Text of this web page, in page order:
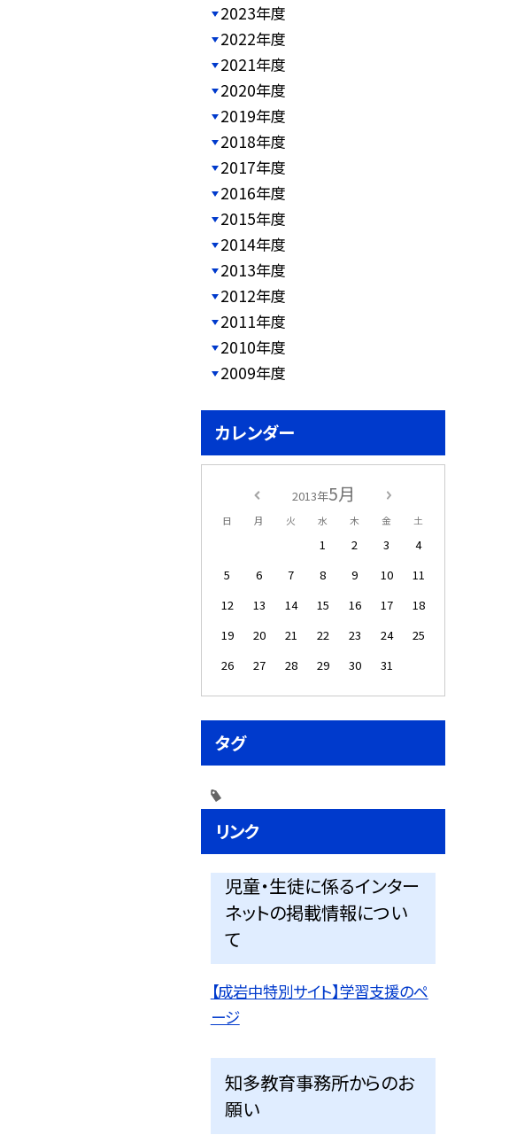
2023年度
2022年度
2021年度
2020年度
2019年度
2018年度
2017年度
2016年度
2015年度
2014年度
2013年度
2012年度
2011年度
2010年度
2009年度
カレンダー
2013年5月
日 月 火 水 木 金 土
1 2 3
4
5
6 7 8 9 10
11
12
13 14 15 16 17
18
19
20 21 22 23 24
25
26
27 28 29 30 31
タグ
リンク
児童・生徒に係るインター
ネットの掲載情報につい
て
【成岩中特別サイト】学習支援のペ
ージ
知多教育事務所からのお
願い